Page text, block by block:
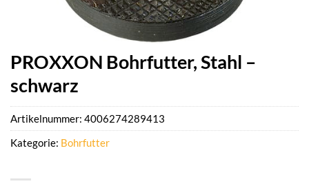
PROXXON Bohrfutter, Stahl –
schwarz
Artikelnummer: 4006274289413
Kategorie: Bohrfutter